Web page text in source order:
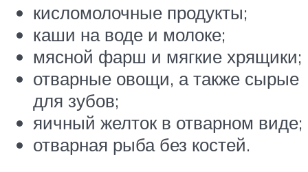
кисломолочные продукты;
каши на воде и молоке;
мясной фарш и мягкие хрящики;
отварные овощи, а также сырые
для зубов;
яичный желток в отварном виде;
отварная рыба без костей.